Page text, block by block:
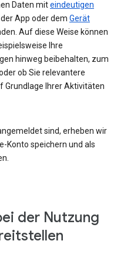
Daten miteindeutigen
App oder dem Gerät
Auf diese Weise können
Ihre
hinweg beibehalten, zum
ob Sie relevantere
Grundlage Ihrer Aktivitäten
sind, erheben wir
Konto speichern und als
der Nutzung